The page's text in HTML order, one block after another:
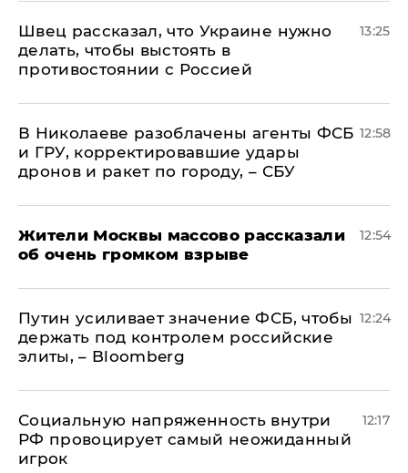
Швец рассказал, что Украине нужно
делать, чтобы выстоять в
противостоянии с Россией
13:25
В Николаеве разоблачены агенты ФСБ
и ГРУ, корректировавшие удары
дронов и ракет по городу, – СБУ
12:58
Жители Москвы массово рассказали
об очень громком взрыве
12:54
Путин усиливает значение ФСБ, чтобы
держать под контролем российские
элиты, – Bloomberg
12:24
Социальную напряженность внутри
РФ провоцирует самый неожиданный
игрок
12:17